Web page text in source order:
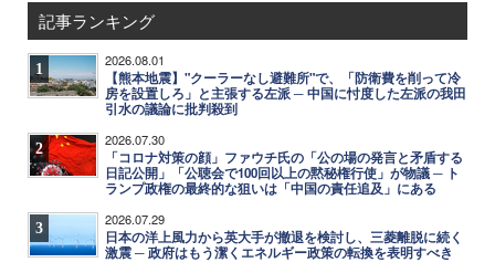
記事ランキング
1 2026.08.01
【熊本地震】"クーラーなし避難所"で、「防衛費を削って冷
房を設置しろ」と主張する左派 ─ 中国に忖度した左派の我田
引水の議論に批判殺到
2 2026.07.30
「コロナ対策の顔」ファウチ氏の「公の場の発言と矛盾する
日記公開」「公聴会で100回以上の黙秘権行使」が物議 ─ ト
ランプ政権の最終的な狙いは「中国の責任追及」にある
3 2026.07.29
日本の洋上風力から英大手が撤退を検討し、三菱離脱に続く
激震 ─ 政府はもう潔くエネルギー政策の転換を表明すべき